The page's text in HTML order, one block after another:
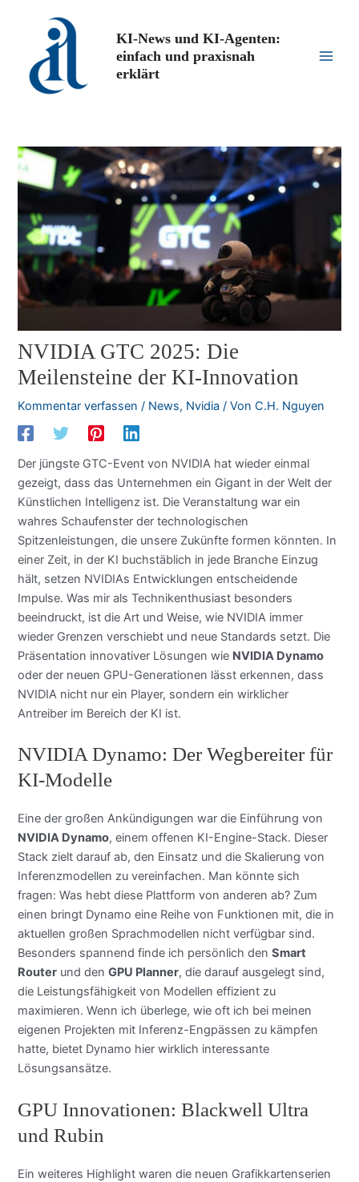
springen
KI-News und KI-Agenten:
einfach und praxisnah
erklärt
NVIDIA GTC 2025: Die
Meilensteine der KI-Innovation
Kommentar verfassen / News, Nvidia / VonC.H. Nguyen
Der jüngste GTC-Event von NVIDIA hat wieder einmal
gezeigt, dass das Unternehmen ein Gigant in der Welt der
Künstlichen Intelligenz ist. Die Veranstaltung war ein
wahres Schaufenster der technologischen
Spitzenleistungen, die unsere Zukünfte formen könnten. In
einer Zeit, in der KI buchstäblich in jede Branche Einzug
hält, setzen NVIDIAs Entwicklungen entscheidende
Impulse. Was mir als Technikenthusiast besonders
beeindruckt, ist die Art und Weise, wie NVIDIA immer
wieder Grenzen verschiebt und neue Standards setzt. Die
Präsentation innovativer Lösungen wie NVIDIA Dynamo
oder der neuen GPU-Generationen lässt erkennen, dass
NVIDIA nicht nur ein Player, sondern ein wirklicher
Antreiber im Bereich der KI ist.
NVIDIA Dynamo: Der Wegbereiter für
KI-Modelle
Eine der großen Ankündigungen war die Einführung von
NVIDIA Dynamo, einem offenen KI-Engine-Stack. Dieser
Stack zielt darauf ab, den Einsatz und die Skalierung von
Inferenzmodellen zu vereinfachen. Man könnte sich
fragen: Was hebt diese Plattform von anderen ab? Zum
einen bringt Dynamo eine Reihe von Funktionen mit, die in
aktuellen großen Sprachmodellen nicht verfügbar sind.
Besonders spannend finde ich persönlich denSmart
Router und denGPU Planner, die darauf ausgelegt sind,
die Leistungsfähigkeit von Modellen effizient zu
maximieren. Wenn ich überlege, wie oft ich bei meinen
eigenen Projekten mit Inferenz-Engpässen zu kämpfen
hatte, bietet Dynamo hier wirklich interessante
Lösungsansätze.
GPU Innovationen: Blackwell Ultra
und Rubin
Ein weiteres Highlight waren die neuen Grafikkartenserien